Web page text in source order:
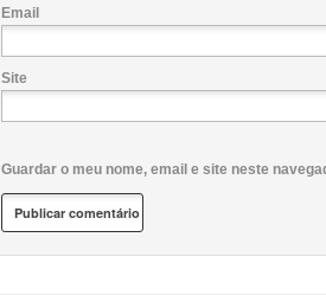
Email
Site
Guardar o meu nome, email e site neste